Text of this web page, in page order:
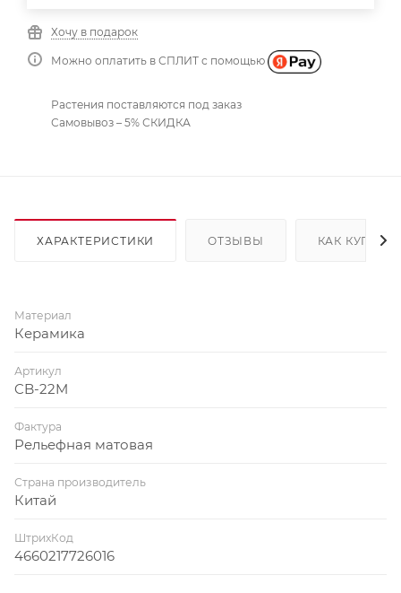
Хочу в подарок
Можно оплатить в СПЛИТ с помощью
Растения поставляются под заказ
Самовывоз – 5% СКИДКА
ХАРАКТЕРИСТИКИ ОТЗЫВЫ КАК КУПИТЬ
Материал
Керамика
Артикул
CB-22M
Фактура
Рельефная матовая
Страна производитель
Китай
ШтрихКод
4660217726016